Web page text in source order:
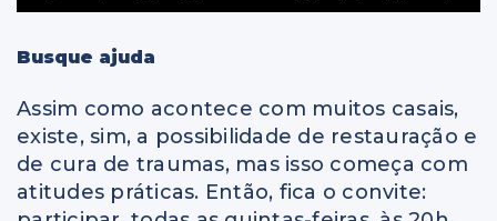
Busque ajuda
Assim como acontece com muitos casais,
existe, sim, a possibilidade de restauração e
de cura de traumas, mas isso começa com
atitudes práticas. Então, fica o convite: